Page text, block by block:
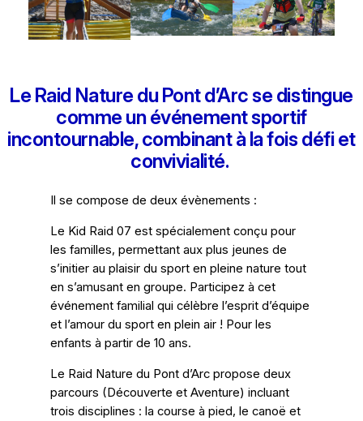
Le Raid Nature du Pont d’Arc se distingue
comme un événement sportif
incontournable, combinant à la fois défi et
convivialité.
Il se compose de deux évènements :
Le Kid Raid 07 est spécialement conçu pour
les familles, permettant aux plus jeunes de
s’initier au plaisir du sport en pleine nature tout
en s’amusant en groupe. Participez à cet
événement familial qui célèbre l’esprit d’équipe
et l’amour du sport en plein air ! Pour les
enfants à partir de 10 ans.
Le Raid Nature du Pont d’Arc propose deux
parcours (Découverte et Aventure) incluant
trois disciplines : la course à pied, le canoë et